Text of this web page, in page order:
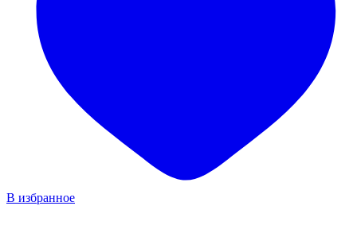
В избранное